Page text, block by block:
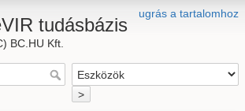
ugrás a tartalomhoz
tudásbázis
BC.HU Kft.
>